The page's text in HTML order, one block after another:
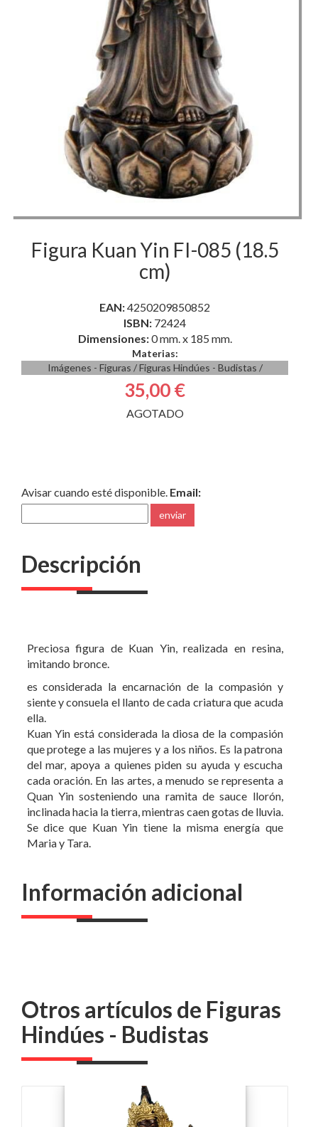
Figura Kuan Yin FI-085 (18.5
cm)
EAN:4250209850852
ISBN: 72424
Dimensiones:0 mm. x 185 mm.
Materias:
Imágenes - Figuras /Figuras Hindúes - Budistas /
35,00 €
AGOTADO
Avisar cuando esté disponible. Email:
enviar
Descripción
Preciosa figura de Kuan Yin, realizada en resina,
imitando bronce.
es considerada la encarnación de la compasión y
siente y consuela el llanto de cada criatura que acuda
ella.
Kuan Yin está considerada la diosa de la compasión
que protege a las mujeres y a los niños. Es la patrona
del mar, apoya a quienes piden su ayuda y escucha
cada oración. En las artes, a menudo se representa a
Quan Yin sosteniendo una ramita de sauce llorón,
inclinada hacia la tierra, mientras caen gotas de lluvia.
Se dice que Kuan Yin tiene la misma energía que
Maria y Tara.
Información adicional
Otros artículos de Figuras
Hindúes - Budistas